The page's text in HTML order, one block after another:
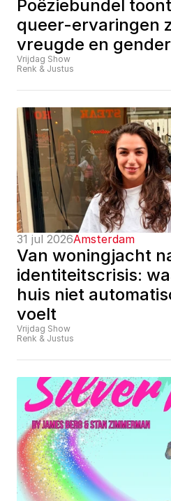
Poëziebundel
queer-ervaringen
vreugde en
Vrijdag Show
Renk & Justus
31 jul 2026Amsterdam
Van woningjacht
identiteitscrisis:
huis niet
voelt
Vrijdag Show
Renk & Justus